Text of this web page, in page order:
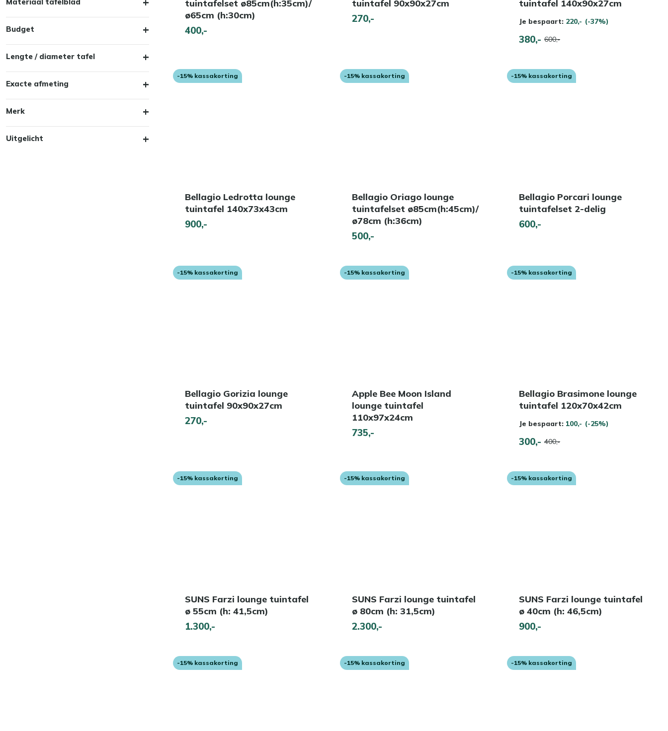
Budget
Lengte / diameter tafel
Exacte afmeting
Merk
Uitgelicht
tuintafelset ø85cm(h:35cm)/
ø65cm (h:30cm)
400,-
tuintafel 90x90x27cm
270,-
tuintafel 140x90x27cm
Je bespaart: 220,- (-37%)
380,- 600,-
-15% kassakorting
Bellagio Ledrotta lounge
tuintafel 140x73x43cm
900,-
-15% kassakorting
Bellagio Oriago lounge
tuintafelset ø85cm(h:45cm)/
ø78cm (h:36cm)
500,-
-15% kassakorting
Bellagio Porcari lounge
tuintafelset 2-delig
600,-
-15% kassakorting
Bellagio Gorizia lounge
tuintafel 90x90x27cm
270,-
-15% kassakorting
Apple Bee Moon Island
lounge tuintafel
110x97x24cm
735,-
-15% kassakorting
Bellagio Brasimone lounge
tuintafel 120x70x42cm
Je bespaart: 100,- (-25%)
300,- 400,-
-15% kassakorting
SUNS Farzi lounge tuintafel
ø 55cm (h: 41,5cm)
1.300,-
-15% kassakorting
SUNS Farzi lounge tuintafel
ø 80cm (h: 31,5cm)
2.300,-
-15% kassakorting
SUNS Farzi lounge tuintafel
ø 40cm (h: 46,5cm)
900,-
-15% kassakorting -15% kassakorting -15% kassakorting